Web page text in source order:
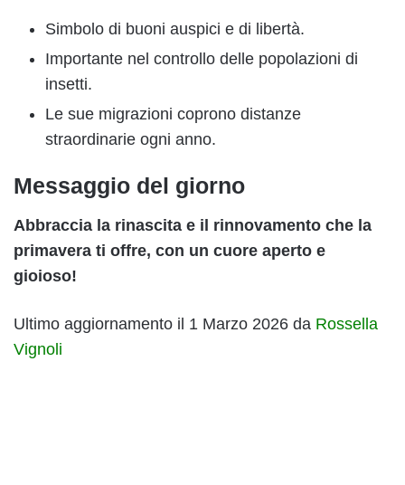
Simbolo di buoni auspici e di libertà.
Importante nel controllo delle popolazioni di
insetti.
Le sue migrazioni coprono distanze
straordinarie ogni anno.
Messaggio del giorno
Abbraccia la rinascita e il rinnovamento che la
primavera ti offre, con un cuore aperto e
gioioso!
Ultimo aggiornamento il 1 Marzo 2026 da Rossella
Vignoli